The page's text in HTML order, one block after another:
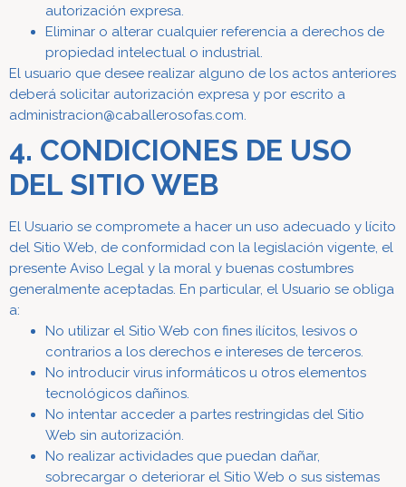
autorización expresa.
Eliminar o alterar cualquier referencia a derechos de
propiedad intelectual o industrial.
El usuario que desee realizar alguno de los actos anteriores
deberá solicitar autorización expresa y por escrito a
administracion@caballerosofas.com.
4. CONDICIONES DE USO
DEL SITIO WEB
El Usuario se compromete a hacer un uso adecuado y lícito
del Sitio Web, de conformidad con la legislación vigente, el
presente Aviso Legal y la moral y buenas costumbres
generalmente aceptadas. En particular, el Usuario se obliga
a:
No utilizar el Sitio Web con fines ilícitos, lesivos o
contrarios a los derechos e intereses de terceros.
No introducir virus informáticos u otros elementos
tecnológicos dañinos.
No intentar acceder a partes restringidas del Sitio
Web sin autorización.
No realizar actividades que puedan dañar,
sobrecargar o deteriorar el Sitio Web o sus sistemas